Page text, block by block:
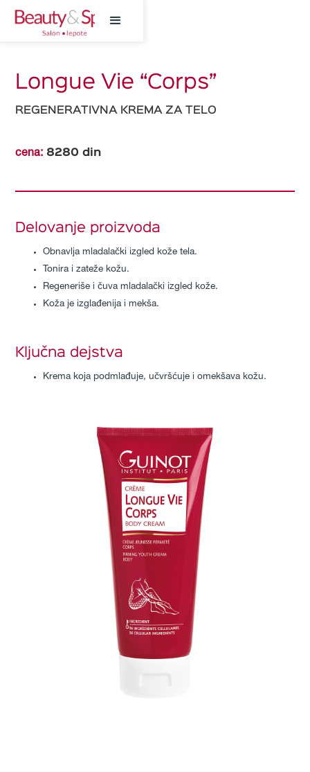
Longue Vie “Corps”
REGENERATIVNA KREMA ZA TELO
cena: 8280 din
Delovanje proizvoda
Obnavlja mladalački izgled kože tela.
Tonira i zateže kožu.
Regeneriše i čuva mladalački izgled kože.
Koža je izglađenija i mekša.
Ključna dejstva
Krema koja podmlađuje, učvršćuje i omekšava kožu.